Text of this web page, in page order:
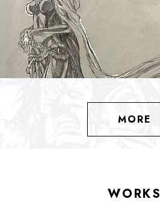
MORE
WORKS